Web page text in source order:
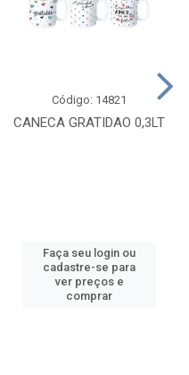
CANECA GRATIDAO 0,3LT
Código: 14821
Faça seu login ou
cadastre-se para
ver preços e
comprar